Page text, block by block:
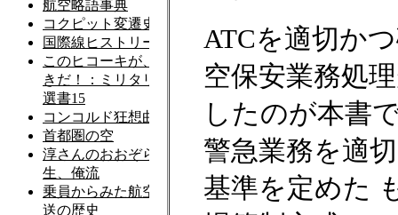
ATCを適切か
空保安業務処
したのが本書
警急業務を適
基準を定めた